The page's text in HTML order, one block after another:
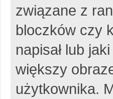
związane z
bloczków czy
napisał lub
większy
użytkownika.